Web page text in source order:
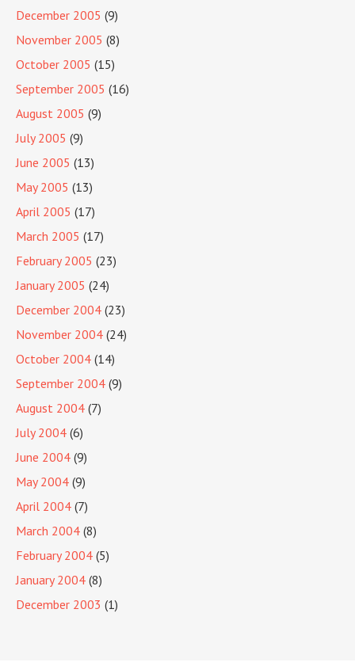
December 2005 (9)
November 2005 (8)
October 2005 (15)
September 2005 (16)
August 2005 (9)
July 2005 (9)
June 2005 (13)
May 2005 (13)
April 2005 (17)
March 2005 (17)
February 2005 (23)
January 2005 (24)
December 2004 (23)
November 2004 (24)
October 2004 (14)
September 2004 (9)
August 2004 (7)
July 2004 (6)
June 2004 (9)
May 2004 (9)
April 2004 (7)
March 2004 (8)
February 2004 (5)
January 2004 (8)
December 2003 (1)